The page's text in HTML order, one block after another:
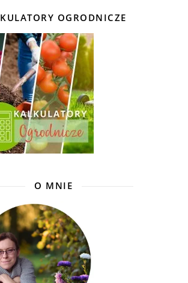
OGRODNICZE
O MNIE